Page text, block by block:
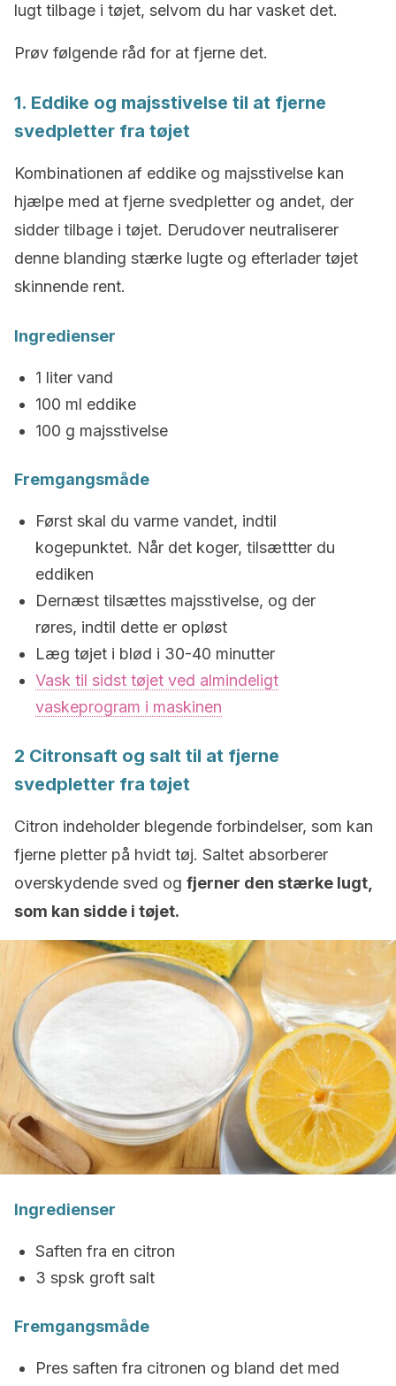
lugt tilbage i tøjet, selvom du har vasket det.
Prøv følgende råd for at fjerne det.
1. Eddike og majsstivelse til at fjerne
svedpletter fra tøjet
Kombinationen af eddike og majsstivelse kan
hjælpe med at fjerne svedpletter og andet, der
sidder tilbage i tøjet. Derudover neutraliserer
denne blanding stærke lugte og efterlader tøjet
skinnende rent.
Ingredienser
1 liter vand
100 ml eddike
100 g majsstivelse
Fremgangsmåde
Først skal du varme vandet, indtil
kogepunktet. Når det koger, tilsættter du
eddiken
Dernæst tilsættes majsstivelse, og der
røres, indtil dette er opløst
Læg tøjet i blød i 30-40 minutter
Vask til sidst tøjet ved almindeligt
vaskeprogram i maskinen
2 Citronsaft og salt til at fjerne
svedpletter fra tøjet
Citron indeholder blegende forbindelser, som kan
fjerne pletter på hvidt tøj. Saltet absorberer
overskydende sved og fjerner den stærke lugt,
som kan sidde i tøjet.
Ingredienser
Saften fra en citron
3 spsk groft salt
Fremgangsmåde
Pres saften fra citronen og bland det med